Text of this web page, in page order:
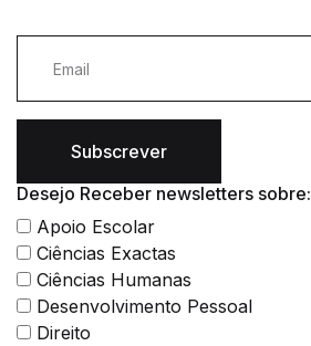
Subscrever
Desejo Receber newsletters sobre:
Apoio Escolar
Ciências Exactas
Ciências Humanas
Desenvolvimento Pessoal
Direito